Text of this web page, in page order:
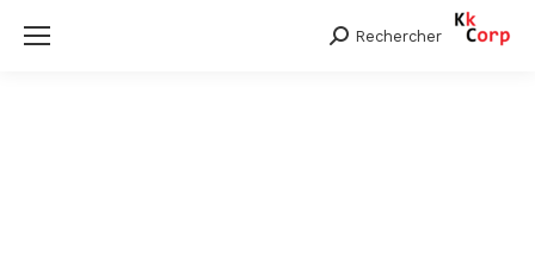
Search:
Rechercher